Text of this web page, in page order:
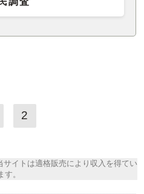
2
イトは適格販売により収入を得てい
す。